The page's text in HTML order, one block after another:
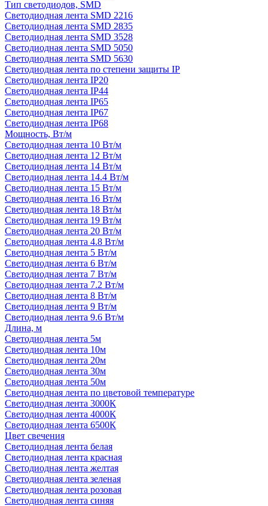
Тип светодиодов, SMD
Cветодиодная лента SMD 2216
Светодиодная лента SMD 2835
Светодиодная лента SMD 3528
Светодиодная лента SMD 5050
Светодиодная лента SMD 5630
Светодиодная лента по степени защиты IP
Светодиодная лента IP20
Светодиодная лента IP44
Светодиодная лента IP65
Светодиодная лента IP67
Светодиодная лента IP68
Мощность, Вт/м
Светодиодная лента 10 Вт/м
Светодиодная лента 12 Вт/м
Светодиодная лента 14 Вт/м
Светодиодная лента 14.4 Вт/м
Светодиодная лента 15 Вт/м
Светодиодная лента 16 Вт/м
Светодиодная лента 18 Вт/м
Светодиодная лента 19 Вт/м
Светодиодная лента 20 Вт/м
Светодиодная лента 4.8 Вт/м
Светодиодная лента 5 Вт/м
Светодиодная лента 6 Вт/м
Светодиодная лента 7 Вт/м
Светодиодная лента 7.2 Вт/м
Светодиодная лента 8 Вт/м
Светодиодная лента 9 Вт/м
Светодиодная лента 9.6 Вт/м
Длина, м
Светодиодная лента 5м
Светодиодная лента 10м
Светодиодная лента 20м
Светодиодная лента 30м
Светодиодная лента 50м
Светодиодная лента по цветовой температуре
Светодиодная лента 3000К
Светодиодная лента 4000К
Светодиодная лента 6500К
Цвет свечения
Светодиодная лента белая
Светодиодная лента красная
Светодиодная лента желтая
Светодиодная лента зеленая
Светодиодная лента розовая
Светодиодная лента синяя